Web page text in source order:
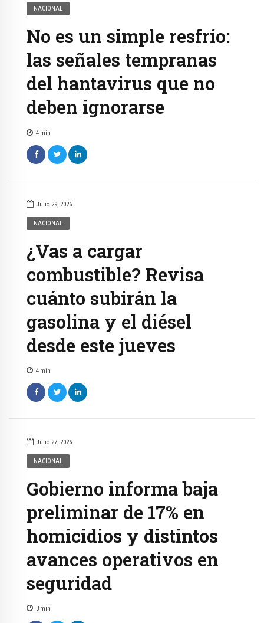
NACIONAL
No es un simple resfrío:
las señales tempranas
del hantavirus que no
deben ignorarse
4 min
Julio 29, 2026
NACIONAL
¿Vas a cargar
combustible? Revisa
cuánto subirán la
gasolina y el diésel
desde este jueves
4 min
Julio 27, 2026
NACIONAL
Gobierno informa baja
preliminar de 17% en
homicidios y distintos
avances operativos en
seguridad
3 min